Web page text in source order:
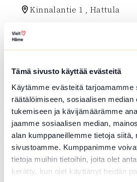
Tämä sivusto käyttää evästeitä
Käytämme evästeitä tarjoamamme
räätälöimiseen, sosiaalisen median
tukemiseen ja kävijämäärämme
jaamme sosiaalisen median,
alan kumppaneillemme tietoja siitä,
sivustoamme. Kumppanimme
tietoja muihin tietoihin, joita olet
kerätty, kun olet käyttänyt heidän
Kinnalantie 1 , Hattula
RUOANLAITTO-/TULENTEKOPAIKKA